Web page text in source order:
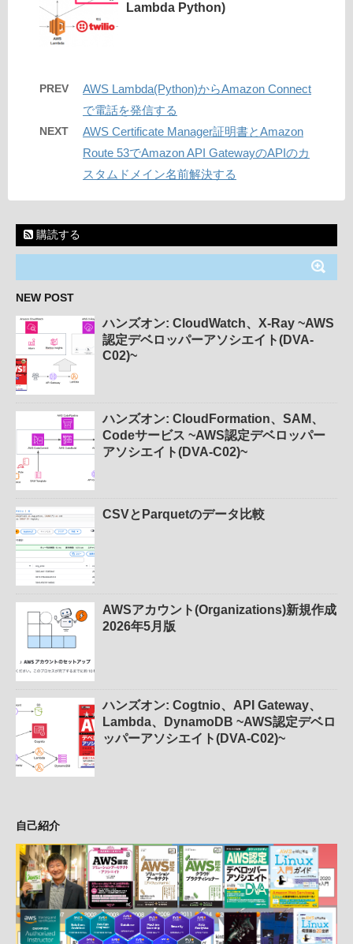
Lambda Python)
PREV
AWS Lambda(Python)からAmazon Connect
で電話を発信する
NEXT
AWS Certificate Manager証明書とAmazon
Route 53でAmazon API GatewayのAPIのカ
スタムドメイン名前解決する
購読する
NEW POST
ハンズオン: CloudWatch、X-Ray ~AWS
認定デベロッパーアソシエイト(DVA-
C02)~
ハンズオン: CloudFormation、SAM、
Codeサービス ~AWS認定デベロッパー
アソシエイト(DVA-C02)~
CSVとParquetのデータ比較
AWSアカウント(Organizations)新規作成
2026年5月版
ハンズオン: Cogtnio、API Gateway、
Lambda、DynamoDB ~AWS認定デベロ
ッパーアソシエイト(DVA-C02)~
自己紹介